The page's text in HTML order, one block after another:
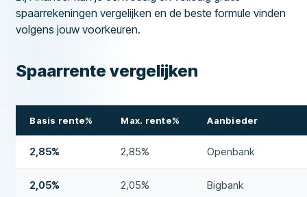
spaarrekeningen vergelijken en de beste formule vinden
volgens jouw voorkeuren.
Spaarrente vergelijken
Basis rente% Max. rente% Aanbieder
2,85% 2,85% Openbank
2,05% 2,05% Bigbank